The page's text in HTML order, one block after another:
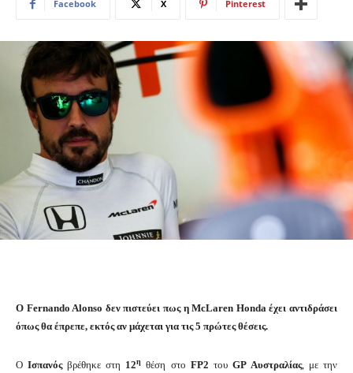
Facebook X Pinterest
O Fernando Alonso δεν πιστεύει πως η McLaren Honda έχει αντιδράσει
όπως θα έπρεπε, εκτός αν μάχεται για τις 5 πρώτες θέσεις.
ΟΙσπανόςβρέθηκε στη 12η θέση στο FP2 του GP Αυστραλίας, με την